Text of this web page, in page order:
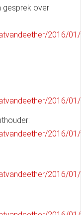
gesprek over
2016/
2016/
2016/
2016/